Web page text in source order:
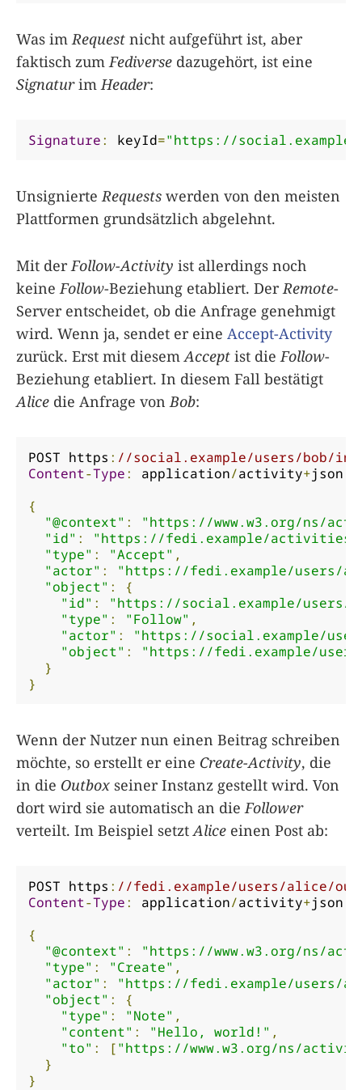
Was im Request nicht aufgeführt ist, aber
faktisch zum Fediverse dazugehört, ist eine
Signaturim Header:
Signature: keyId="https://social.example/
Unsignierte Requests werden von den meisten
Plattformen grundsätzlich abgelehnt.
Mit der Follow-Activity ist allerdings noch
keine Follow-Beziehung etabliert. Der Remote-
Server entscheidet, ob die Anfrage genehmigt
wird. Wenn ja, sendet er eine Accept-Activity
zurück. Erst mit diesem Accept ist die Follow-
Beziehung etabliert. In diesem Fall bestätigt
Alice die Anfrage von Bob:
POST https : //social.example/users/bob/
Content-Type: application/activity+json
{
"@context" :
"https://www.w3.org/ns/
"id" :
"https://fedi.example/activities/
"type" : "Accept" ,
"actor" :
"https://fedi.example/users/
"object" :
{
"id" :
"https://social.example/
"type" : "Follow" ,
"actor" :
"https://social.example/
"object" :
"https://fedi.example/
}
}
Wenn der Nutzer nun einen Beitrag schreiben
möchte, so erstellt er eine Create-Activity, die
in die Outbox seiner Instanz gestellt wird. Von
dort wird sie automatisch an die Follower
verteilt. Im Beispiel setzt Alice einen Post ab:
POST https : //fedi.example/users/alice/
Content-Type: application/activity+json
{
"@context" :
"https://www.w3.org/ns/
"type" : "Create" ,
"actor" :
"https://fedi.example/users/
"object" :
{
"type" : "Note" ,
"content" : "Hello, world!" ,
"to" : ["https://www.w3.org/ns/
}
}